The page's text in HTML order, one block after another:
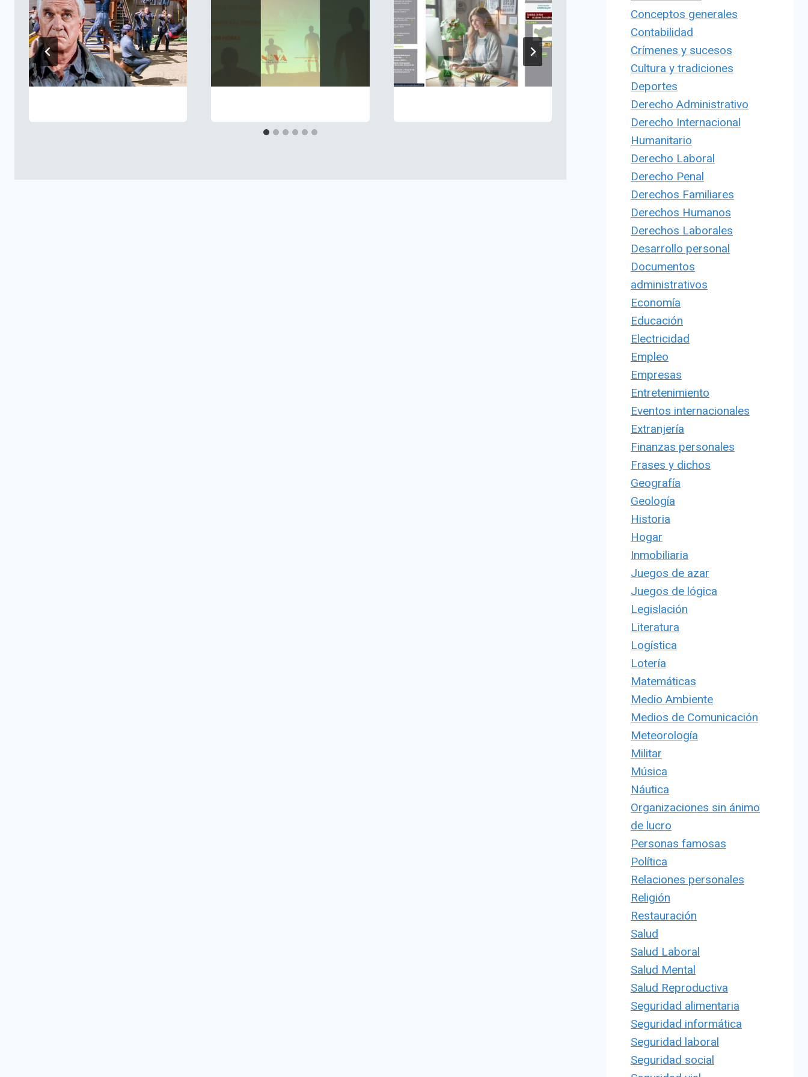
Conceptos generales
Contabilidad
Crímenes y sucesos
Cultura y tradiciones
Deportes
Derecho Administrativo
Derecho Internacional
Humanitario
Derecho Laboral
Derecho Penal
Derechos Familiares
Derechos Humanos
Derechos Laborales
Desarrollo personal
Documentos
administrativos
Economía
Educación
Electricidad
Empleo
Empresas
Entretenimiento
Eventos internacionales
Extranjería
Finanzas personales
Frases y dichos
Geografía
Geología
Historia
Hogar
Inmobiliaria
Juegos de azar
Juegos de lógica
Legislación
Literatura
Logística
Lotería
Matemáticas
Medio Ambiente
Medios de Comunicación
Meteorología
Militar
Música
Náutica
Organizaciones sin ánimo
de lucro
Personas famosas
Política
Relaciones personales
Religión
Restauración
Salud
Salud Laboral
Salud Mental
Salud Reproductiva
Seguridad alimentaria
Seguridad informática
Seguridad laboral
Seguridad social